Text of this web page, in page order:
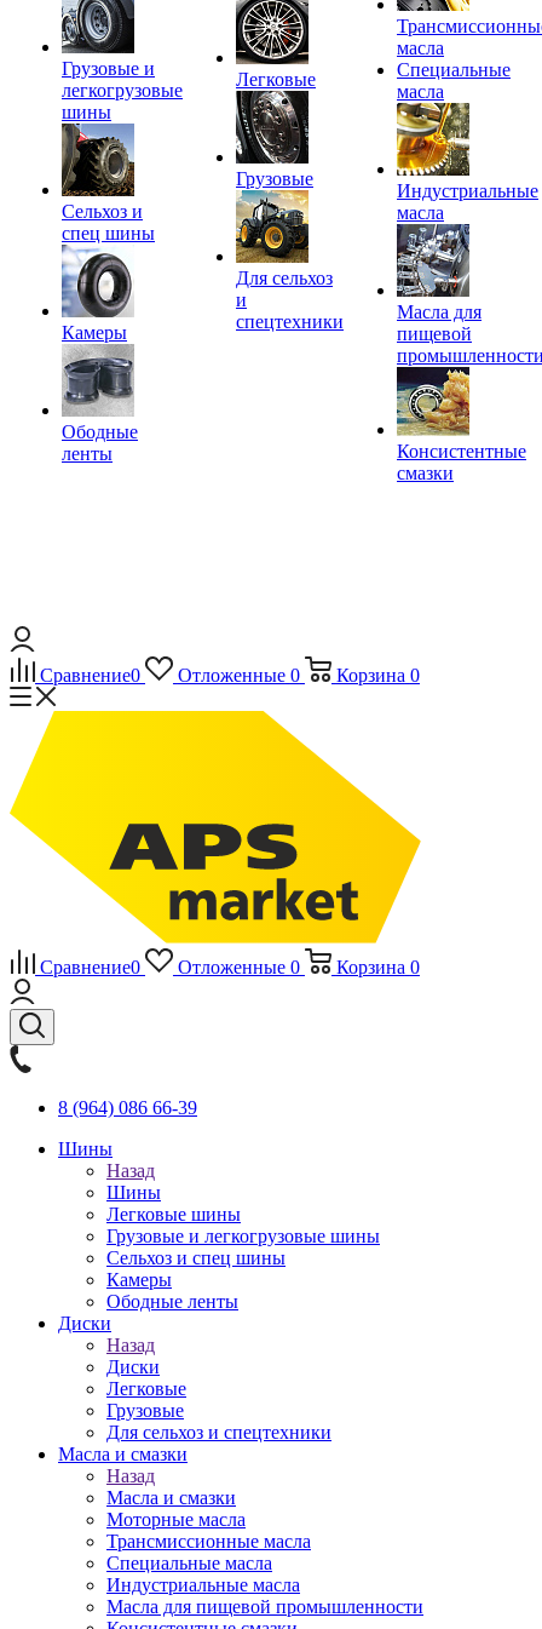
Грузовые и
легкогрузовые
шины
Сельхоз и
спец шины
Камеры
Ободные
ленты
Легковые
Грузовые
Для сельхоз
и
спецтехники
масла
Специальные
масла
Индустриальные
масла
Масла для
пищевой
Консистентные
смазки
Сравнение0 Отложенные 0 Корзина 0
Сравнение0 Отложенные 0 Корзина 0
8 (964) 086 66-39
Шины
Назад
Шины
Легковые шины
Грузовые и легкогрузовые шины
Сельхоз и спец шины
Камеры
Ободные ленты
Диски
Назад
Диски
Легковые
Грузовые
Для сельхоз и спецтехники
Масла и смазки
Назад
Масла и смазки
Моторные масла
Трансмиссионные масла
Специальные масла
Индустриальные масла
Масла для пищевой промышленности